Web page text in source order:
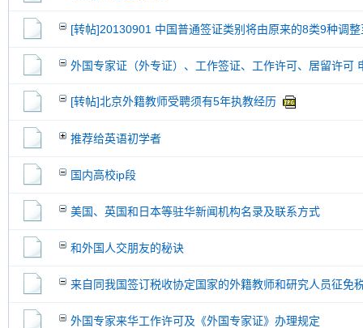
[转帖]20130901 中国普通签证类别将由原来的8类9种调
外国专家证（外专证）、工作签证、工作许可、居留许可
[转帖]北京外籍教师受聘须有5年执教经历
推荐给英语初学者
国内高校ip段
美国、英国和日本等驻华新闻机构名录及联系方式
和外国人交朋友的秘诀
来自同我国签订税收协定国家的外籍教师和研究人员征免
外国专家来华工作许可及《外国专家证》办理规定